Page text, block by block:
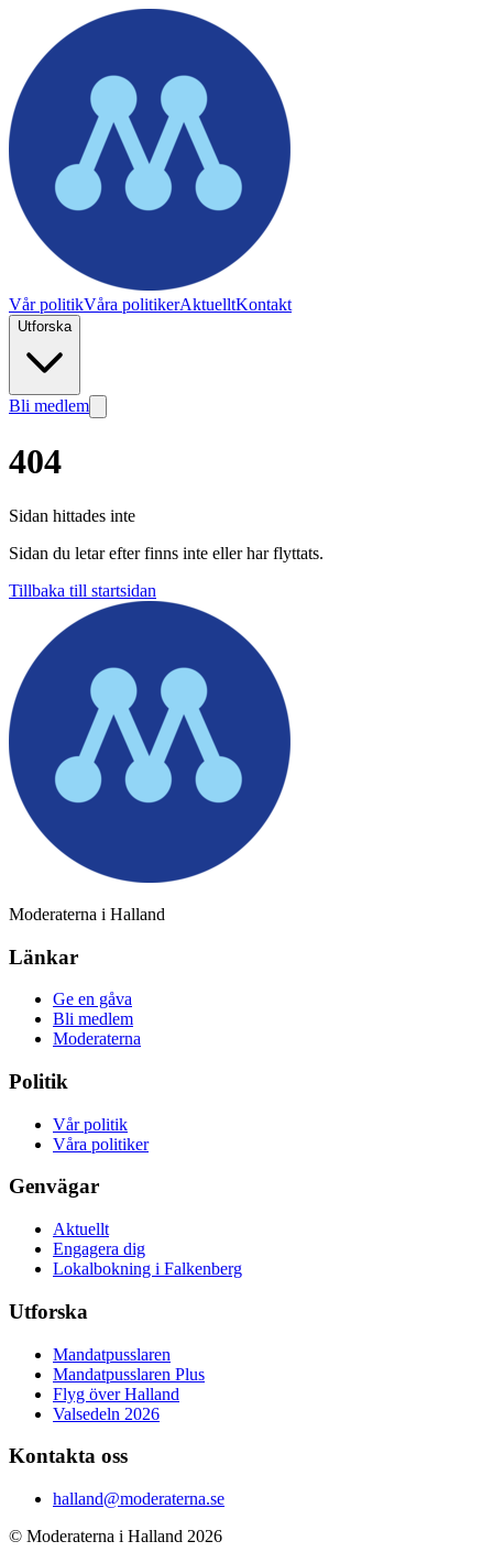
Vår politikVåra politikerAktuelltKontakt
Utforska
Bli medlem
404
Sidan hittades inte
Sidan du letar efter finns inte eller har flyttats.
Tillbaka till startsidan
Moderaterna i Halland
Länkar
Ge en gåva
Bli medlem
Moderaterna
Politik
Vår politik
Våra politiker
Genvägar
Aktuellt
Engagera dig
Lokalbokning i Falkenberg
Utforska
Mandatpusslaren
Mandatpusslaren Plus
Flyg över Halland
Valsedeln 2026
Kontakta oss
halland@moderaterna.se
© Moderaterna i Halland 2026